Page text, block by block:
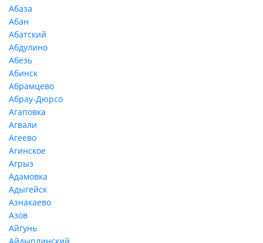
Абаза
Абан
Абатский
Абдулино
Абезь
Абинск
Абрамцево
Абрау-Дюрсо
Агаповка
Агвали
Агеево
Агинское
Агрыз
Адамовка
Адыгейск
Азнакаево
Азов
Айгунь